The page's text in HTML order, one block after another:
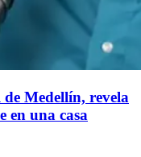
Medellín, revela
en una casa